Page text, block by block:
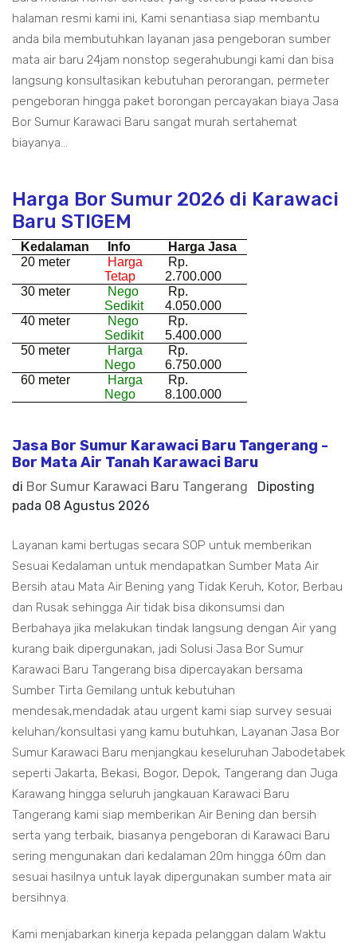
halaman resmi kami ini, Kami senantiasa siap membantu
anda bila membutuhkan layanan jasa pengeboran sumber
mata air baru 24jam nonstop segerahubungi kami dan bisa
langsung konsultasikan kebutuhan perorangan, permeter
pengeboran hingga paket borongan percayakan biaya Jasa
Bor Sumur Karawaci Baru sangat murah sertahemat
biayanya...
Harga Bor Sumur 2026 di Karawaci
Baru STIGEM
Kedalaman Info
Harga Jasa
20 meter
Harga
Tetap
Rp.
2.700.000
30 meter
Nego
Sedikit
Rp.
4.050.000
40 meter
Nego
Sedikit
Rp.
5.400.000
50 meter
Harga
Nego
Rp.
6.750.000
60 meter
Harga
Nego
Rp.
8.100.000
Jasa Bor Sumur Karawaci Baru Tangerang -
Bor Mata Air Tanah Karawaci Baru
di Bor Sumur Karawaci Baru Tangerang
Diposting
pada 08 Agustus 2026
Layanan kami bertugas secara SOP untuk memberikan
Sesuai Kedalaman untuk mendapatkan Sumber Mata Air
Bersih atau Mata Air Bening yang Tidak Keruh, Kotor, Berbau
dan Rusak sehingga Air tidak bisa dikonsumsi dan
Berbahaya jika melakukan tindak langsung dengan Air yang
kurang baik dipergunakan, jadi Solusi Jasa Bor Sumur
Karawaci Baru Tangerang bisa dipercayakan bersama
Sumber Tirta Gemilang untuk kebutuhan
mendesak,mendadak atau urgent kami siap survey sesuai
keluhan/konsultasi yang kamu butuhkan, Layanan Jasa Bor
Sumur Karawaci Baru menjangkau keseluruhan Jabodetabek
seperti Jakarta, Bekasi, Bogor, Depok, Tangerang dan Juga
Karawang hingga seluruh jangkauan Karawaci Baru
Tangerang kami siap memberikan Air Bening dan bersih
serta yang terbaik, biasanya pengeboran di Karawaci Baru
sering mengunakan dari kedalaman 20m hingga 60m dan
sesuai hasilnya untuk layak dipergunakan sumber mata air
bersihnya.
Kami menjabarkan kinerja kepada pelanggan dalam Waktu